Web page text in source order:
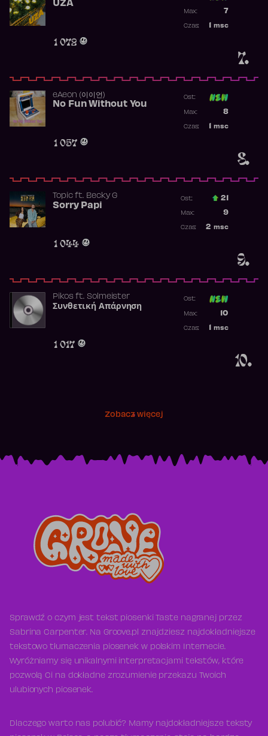
7.
UZA
1 072
7
Max:
msc
Czas:
8.
​eAeon (이이언)
No Fun Without You
1 057
Ost:
8
Max:
msc
Czas:
9.
Topicft. Becky G
Sorry Papi
1 044
Ost.: 21
9
Max:
2 msc
Czas:
10.
Pikosft. Solmeister
Συνθετική Απάρνηση
1 017
Ost:
10
Max:
msc
Czas:
Zobacz więcej
Sprawdź o czym jest tekst piosenki Taste nagranej przez
Sabrina Carpenter. Na Groove.pl znajdziesz najdokładniejsze
tekstowo tłumaczenia piosenek w polskim Internecie.
Wyróżniamy się unikalnymi interpretacjami tekstów, które
pozwolą Ci na dokładne zrozumienie przekazu Twoich
ulubionych piosenek.
Dlaczego warto nas polubić? Mamy najdokładniejsze teksty